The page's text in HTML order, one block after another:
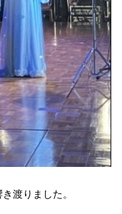
渡りました。